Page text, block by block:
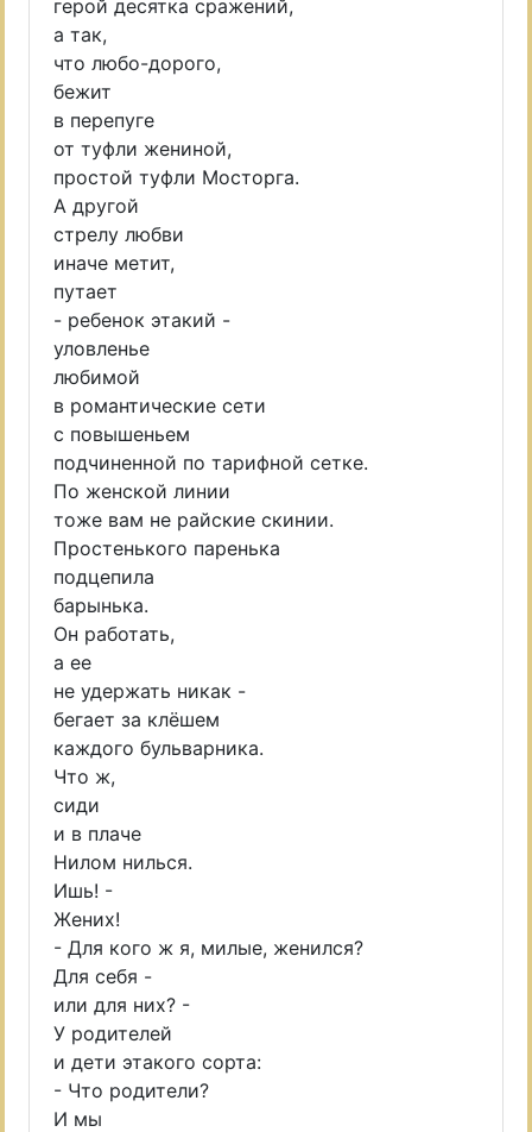
герой десятка сражений,
а так,
что любо-дорого,
бежит
в перепуге
от туфли жениной,
простой туфли Мосторга.
А другой
стрелу любви
иначе метит,
путает
- ребенок этакий -
уловленье
любимой
в романтические сети
с повышеньем
подчиненной по тарифной сетке.
По женской линии
тоже вам не райские скинии.
Простенького паренька
подцепила
барынька.
Он работать,
а ее
не удержать никак -
бегает за клёшем
каждого бульварника.
Что ж,
сиди
и в плаче
Нилом нилься.
Ишь! -
Жених!
- Для кого ж я, милые, женился?
Для себя -
или для них? -
У родителей
и дети этакого сорта:
- Что родители?
И мы